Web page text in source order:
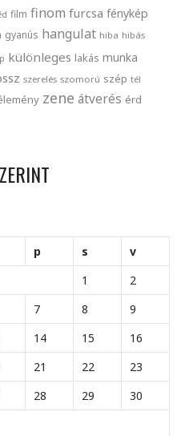
film finom furcsa fénykép
gyanús hangulat hiba hibás
különleges lakás munka
szerelés szomorú szép tél
zene átverés érd
p s
v
1
2
7 8
9
14 15
16
21 22
23
28 29
30